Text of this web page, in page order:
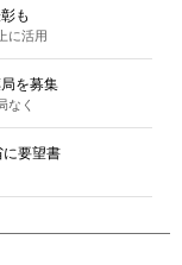
も
に活用
を募集
なく
に要望書